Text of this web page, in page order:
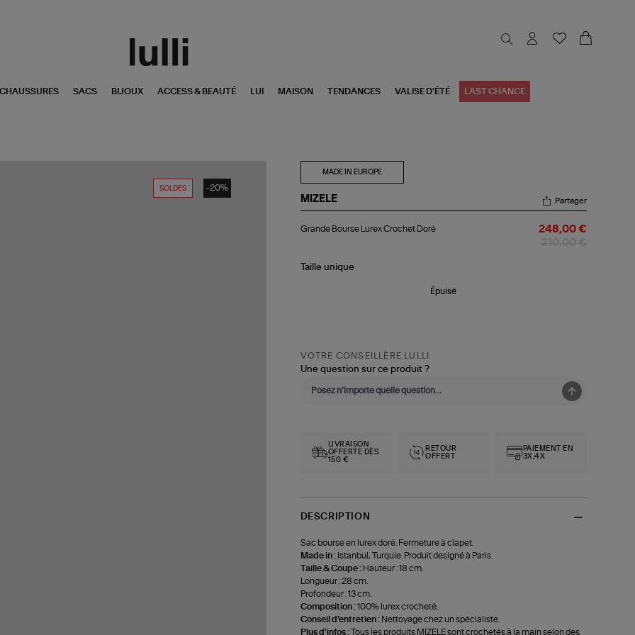
CHAUSSURES SACS BIJOUX ACCESS & BEAUTÉ LUI MAISON TENDANCES VALISE D'ÉTÉ LAST CHANCE
SOLDES -20%
MADE IN EUROPE
MIZELE
Bourse
Doré
Partager
Grande Bourse Lurex Crochet Doré 248,00 €
Taille unique
Épuisé
VOTRE CONSEILLÈRE LULLI
Une question sur ce produit ?
LIVRAISON
OFFERTE DÈS
150 €
RETOUR
OFFERT
PAIEMENT EN
3X,4X
DESCRIPTION
Sac bourse en lurex doré. Fermeture à clapet.
Made in : Istanbul, Turquie. Produit designé à Paris.
Taille & Coupe : Hauteur : 18 cm.
Longueur : 28 cm.
Profondeur : 13 cm.
Composition :100% lurex crocheté.
Conseil d'entretien : Nettoyage chez un spécialiste.
Plus d'infos :Tous les produits MIZELE sont crochetés à la main selon des